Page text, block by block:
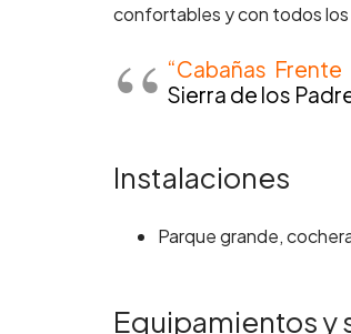
confortables y con todos los
“Cabañas Frente
Sierra de los
Instalaciones
Parque grande,
Equipamientos y